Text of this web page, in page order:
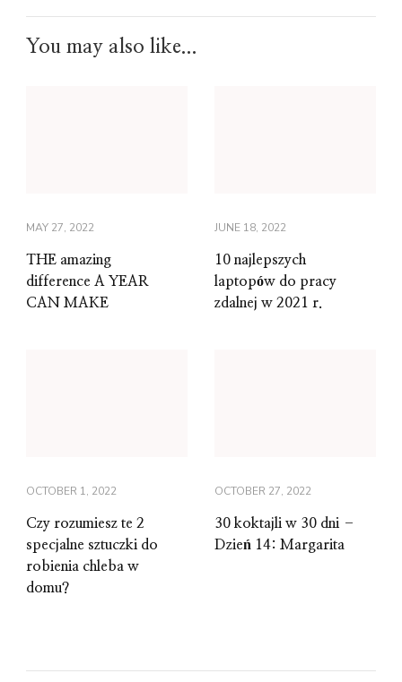
You may also like...
MAY 27, 2022
THE amazing
difference A YEAR
CAN MAKE
JUNE 18, 2022
10 najlepszych
laptopów do pracy
zdalnej w 2021 r.
OCTOBER 1, 2022
Czy rozumiesz te 2
specjalne sztuczki do
robienia chleba w
domu?
OCTOBER 27, 2022
30 koktajli w 30 dni –
Dzień 14: Margarita